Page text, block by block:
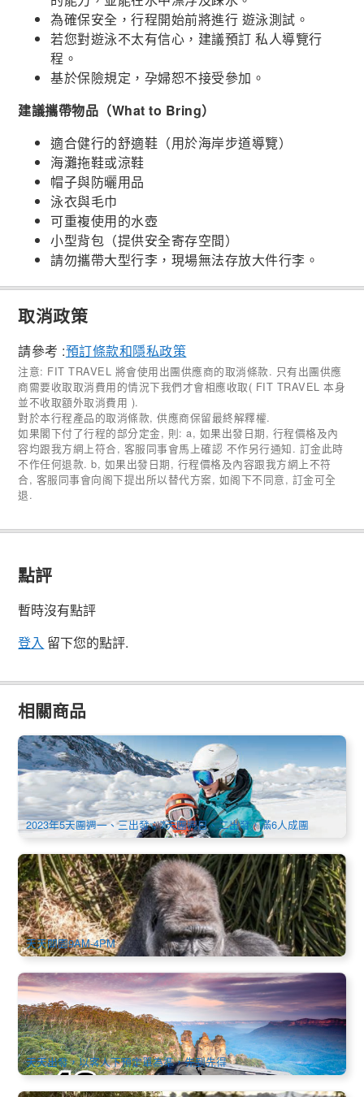
為確保安全，行程開始前將進行 遊泳測試。
若您對遊泳不太有信心，建議預訂 私人導覽行
程。
基於保險規定，孕婦恕不接受參加。
建議攜帶物品（What to Bring）
適合健行的舒適鞋（用於海岸步道導覽）
海灘拖鞋或涼鞋
帽子與防曬用品
泳衣與毛巾
可重複使用的水壺
小型背包（提供安全寄存空間）
請勿攜帶大型行李，現場無法存放大件行李。
取消政策
請參考 :預訂條款和隱私政策
注意: FIT TRAVEL 將會使用出團供應商的取消條款. 只有出團供應
商需要收取取消費用的情況下我們才會相應收取( FIT TRAVEL 本身
並不收取額外取消費用 ).
對於本行程產品的取消條款, 供應商保留最終解釋權.
如果閣下付了行程的部分定金, 則: a, 如果出發日期, 行程價格及內
容均跟我方網上符合, 客服同事會馬上確認 不作另行通知. 訂金此時
不作任何退款. b, 如果出發日期, 行程價格及內容跟我方網上不符
合, 客服同事會向阁下提出所以替代方案, 如阁下不同意, 訂金可全
退.
點評
暫時沒有點評
登入 留下您的點評.
相關商品
季節限定 | 悉尼(雪梨)雪山5-7日動感之旅(中文)
112 已預訂
AUD $889.00
SYD04330
2023年5天團週一、三出發；7天團週日、二出發，滿6人成團
莫戈野生動物園(Mogo Wildlife Park) 門票
91 已預訂
AUD $41.00 $44.00
SYD04358
天天開園9AM-4PM
悉尼中文包車服務 | 48座 (機場酒店接送、市區觀光、景點暢
遊、跨城接駁)
2.5k 已預訂
AUD $591.00 $600.00
SYD04011
天天出發，以客人下預定單為準，先到先得